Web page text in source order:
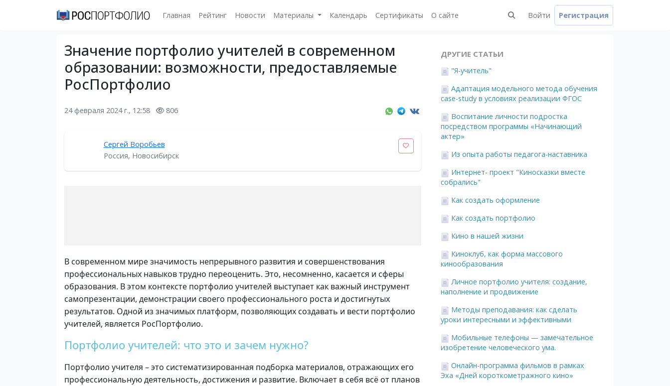
Главная Рейтинг Новости Материалы Календарь Сертификаты О сайте Войти Регистрация
Значение портфолио учителей в современном
образовании: возможности, предоставляемые
РосПортфолио
24 февраля 2024 г., 12:58 806
Сергей Воробьев
Россия, Новосибирск
В современном мире значимость непрерывного развития и совершенствования
профессиональных навыков трудно переоценить. Это, несомненно, касается и сферы
образования. В этом контексте портфолио учителей выступает как важный инструмент
самопрезентации, демонстрации своего профессионального роста и достигнутых
результатов. Одной из значимых платформ, позволяющих создавать и вести портфолио
учителей, является РосПортфолио.
Портфолио учителей: что это и зачем нужно?
Портфолио учителя – это систематизированная подборка материалов, отражающих его
профессиональную деятельность, достижения и развитие. Включает в себя всё от планов
ДРУГИЕ СТАТЬИ
"Я-учитель"
Адаптация модельного метода обучения
case-study в условиях реализации ФГОС
Воспитание личности подростка
посредством программы «Начинающий
актер»
Из опыта работы педагога-наставника
Интернет- проект "Киносказки вместе
собрались"
Как создать оформление
Как создать портфолио
Кино в нашей жизни
Киноклуб, как форма массового
кинообразования
Личное портфолио учителя: создание,
наполнение и продвижение
Методы преподавания: как сделать
уроки интересными и эффективными
Мобильные телефоны — замечательное
изобретение человеческого ума.
Онлайн-программа фильмов в рамках
Эха «Дней короткометражного кино»